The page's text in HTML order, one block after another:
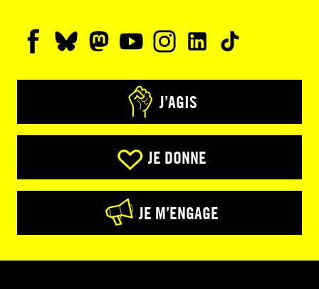
J’AGIS
JE DONNE
JE M’ENGAGE